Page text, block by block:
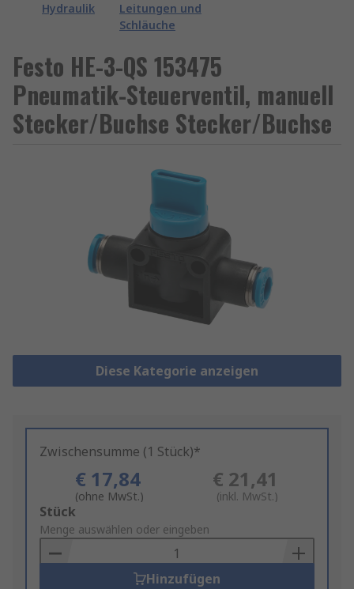
Hydraulik
Leitungen und
Schläuche
Festo HE-3-QS 153475
Pneumatik-Steuerventil, manuell
Stecker/Buchse Stecker/Buchse
Diese Kategorie anzeigen
Zwischensumme (1 Stück)*
€ 17,84
(ohne MwSt.)
€ 21,41
(inkl. MwSt.)
Add
to
Basket
Stück
Menge auswählen oder eingeben
Hinzufügen